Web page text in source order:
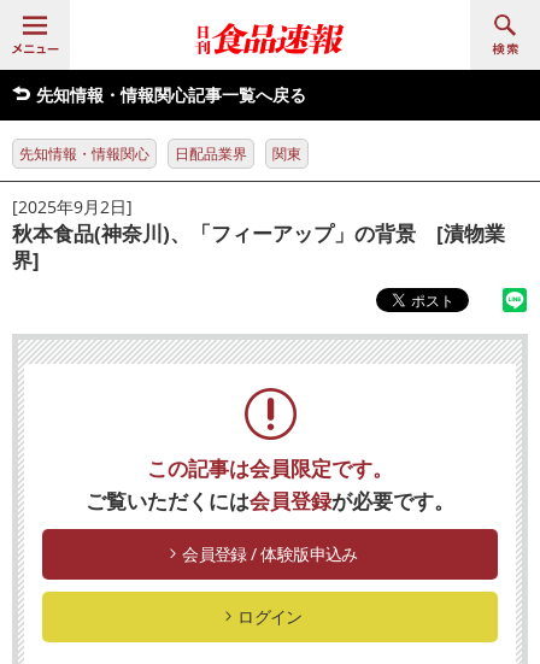
先知情報・情報関心記事一覧へ戻る
先知情報・情報関心 日配品業界 関東
[2025年9月2日]
秋本食品(神奈川)、「フィーアップ」の背景 [漬物業
界]
この記事は会員限定です。
ご覧いただくには会員登録が必要です。
会員登録 / 体験版申込み
ログイン